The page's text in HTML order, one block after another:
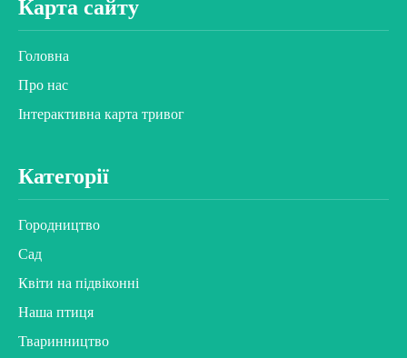
Карта сайту
Головна
Про нас
Інтерактивна карта тривог
Категорії
Городництво
Сад
Квіти на підвіконні
Наша птиця
Тваринництво